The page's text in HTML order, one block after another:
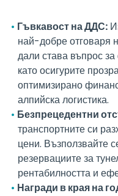
Гъвкавост на ДДС:
най-добре отговаря
дали става въпрос
като осигурите
оптимизирано
алпийска логистика.
Безпрецедентни
транспортните си
цени. Възползвайте
резервациите за
рентабилността и
Награди в края на